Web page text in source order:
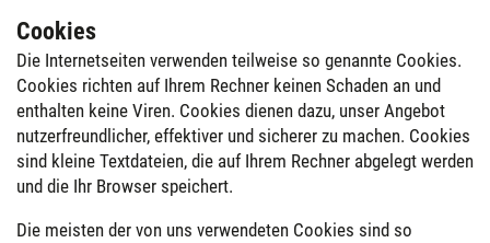
Cookies
Die Internetseiten verwenden teilweise so genannte Cookies.
Cookies richten auf Ihrem Rechner keinen Schaden an und
enthalten keine Viren. Cookies dienen dazu, unser Angebot
nutzerfreundlicher, effektiver und sicherer zu machen. Cookies
sind kleine Textdateien, die auf Ihrem Rechner abgelegt werden
und die Ihr Browser speichert.
Die meisten der von uns verwendeten Cookies sind so